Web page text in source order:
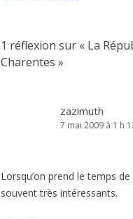
1 réflexion sur « La
Charentes »
zazimuth
7 mai 2009 à 1 h
Lorsqu’on prend le temps
souvent très intéressants.